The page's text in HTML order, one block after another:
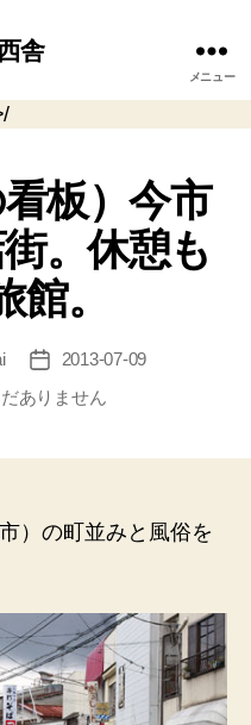
舎
メニュー
板）今市
。休憩も
館。
投
稿
日
2013-07-09
ありません
）の町並みと風俗を